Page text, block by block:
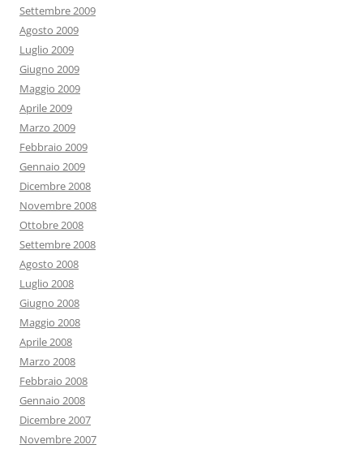
Settembre 2009
Agosto 2009
Luglio 2009
Giugno 2009
Maggio 2009
Aprile 2009
Marzo 2009
Febbraio 2009
Gennaio 2009
Dicembre 2008
Novembre 2008
Ottobre 2008
Settembre 2008
Agosto 2008
Luglio 2008
Giugno 2008
Maggio 2008
Aprile 2008
Marzo 2008
Febbraio 2008
Gennaio 2008
Dicembre 2007
Novembre 2007